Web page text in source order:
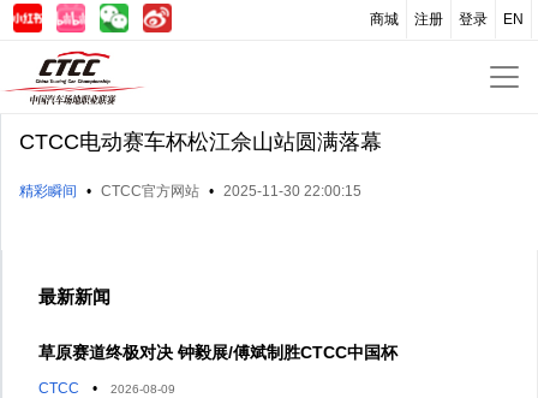
EN
登录
注册
商城
CTCC电动赛车杯松江佘山站圆满落幕
精彩瞬间 • CTCC官方网站 • 2025-11-30 22:00:15
最新新闻
草原赛道终极对决 钟毅展/傅斌制胜CTCC中国杯
CTCC • 2026-08-09